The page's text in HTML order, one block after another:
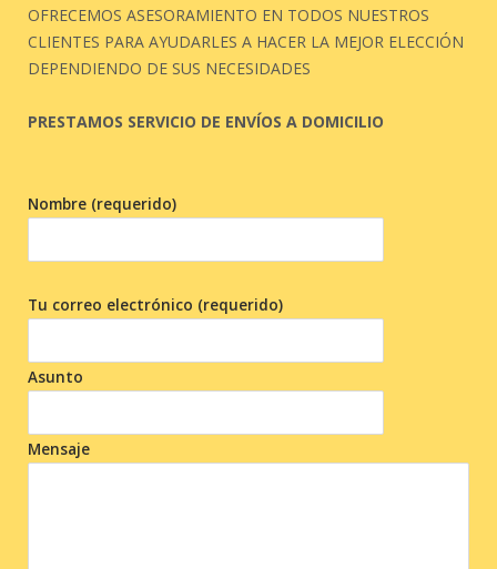
OFRECEMOS ASESORAMIENTO EN TODOS NUESTROS
CLIENTES PARA AYUDARLES A HACER LA MEJOR ELECCIÓN
DEPENDIENDO DE SUS NECESIDADES
PRESTAMOS SERVICIO DE ENVÍOS A DOMICILIO
Nombre (requerido)
Tu correo electrónico (requerido)
Asunto
Mensaje